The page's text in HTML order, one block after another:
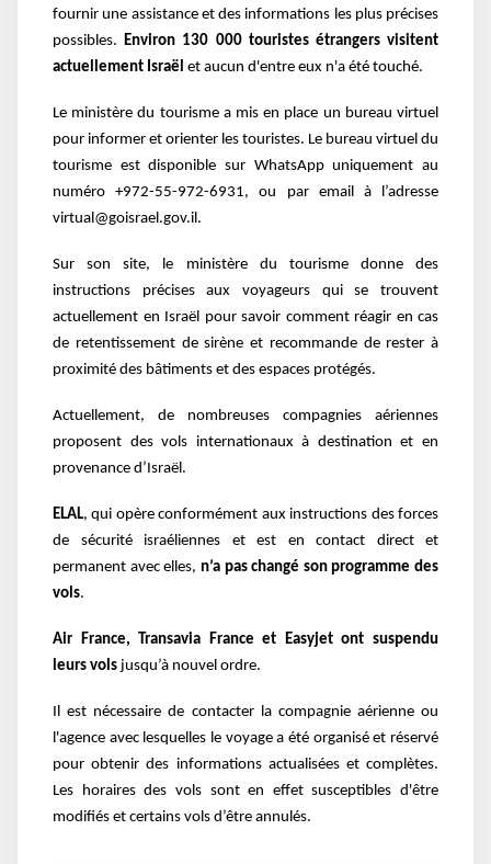
fournir une assistance et des informations les plus précises
possibles.Environ 130 000 touristes étrangers visitent
actuellement Israël et aucun d'entre eux n'a été touché.
Le ministère du tourisme a mis en place un bureau virtuel
pour informer et orienter les touristes. Le bureau virtuel du
tourisme est disponible sur WhatsApp uniquement au
numéro +972-55-972-6931, ou par email à l’adresse
virtual@goisrael.gov.il.
Sur son site, le ministère du tourisme donne des
instructions précises aux voyageurs qui se trouvent
actuellement en Israël pour savoir comment réagir en cas
de retentissement de sirène et recommande de rester à
proximité des bâtiments et des espaces protégés.
Actuellement, de nombreuses compagnies aériennes
proposent des vols internationaux à destination et en
provenance d’Israël.
ELAL, qui opère conformément aux instructions des forces
de sécurité israéliennes et est en contact direct et
permanent avec elles, n’a pas changé son programme des
vols.
Air France, Transavia France et Easyjet ont suspendu
leurs vols jusqu’à nouvel ordre.
Il est nécessaire de contacter la compagnie aérienne ou
l'agence avec lesquelles le voyage a été organisé et réservé
pour obtenir des informations actualisées et complètes.
Les horaires des vols sont en effet susceptibles d'être
modifiés et certains vols d’être annulés.